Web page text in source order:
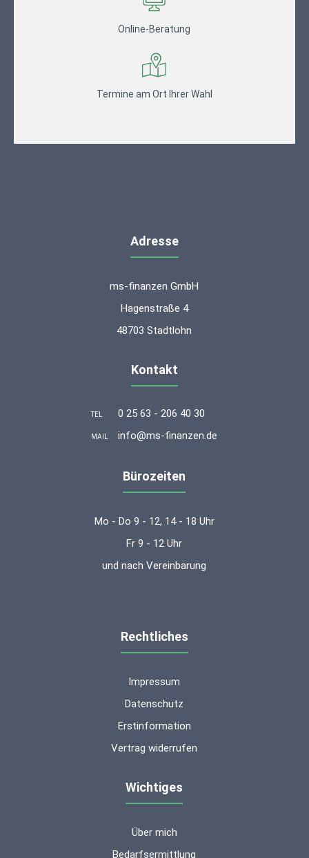
Online-Beratung
Termine am Ort Ihrer Wahl
Adresse
ms-finanzen GmbH
Hagenstraße 4
48703 Stadtlohn
Kontakt
TEL 0 25 63 - 206 40 30
MAIL info@ms-finanzen.de
Bürozeiten
Mo - Do 9 - 12, 14 - 18 Uhr
Fr 9 - 12 Uhr
und nach Vereinbarung
Rechtliches
Impressum
Datenschutz
Erstinformation
Vertrag widerrufen
Wichtiges
Über mich
Bedarfsermittlungms-finanzen GmbH